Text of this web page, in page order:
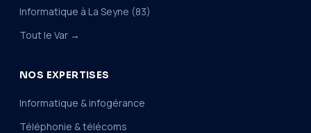
Informatique à La Seyne (83)
Tout le Var →
NOS EXPERTISES
Informatique & infogérance
Téléphonie & télécoms